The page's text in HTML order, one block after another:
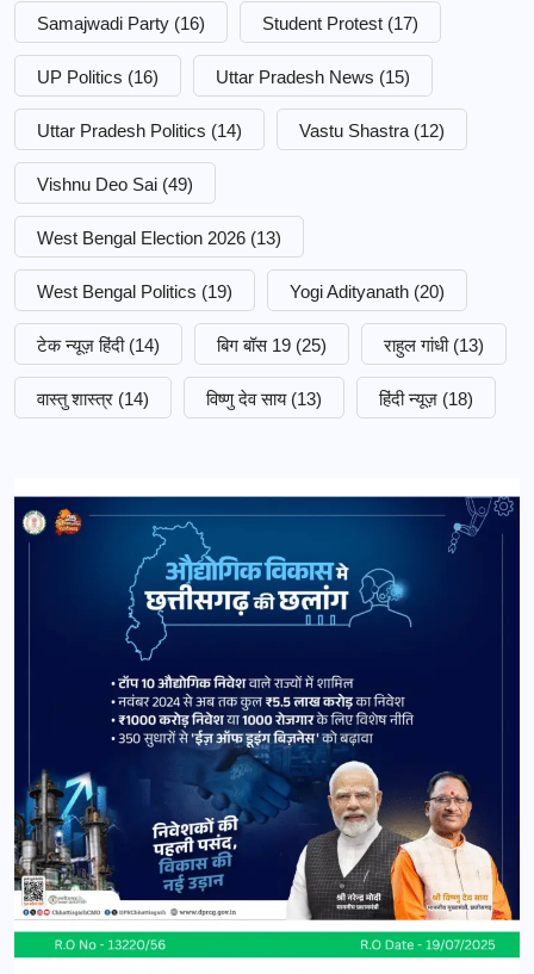
Samajwadi Party (16) Student Protest (17)
UP Politics (16) Uttar Pradesh News (15)
Uttar Pradesh Politics (14) Vastu Shastra (12)
Vishnu Deo Sai (49)
West Bengal Election 2026 (13)
West Bengal Politics (19) Yogi Adityanath (20)
टेक न्यूज़ हिंदी (14) बिग बॉस 19 (25) राहुल गांधी (13)
वास्तु शास्त्र (14) विष्णु देव साय (13) हिंदी न्यूज़ (18)